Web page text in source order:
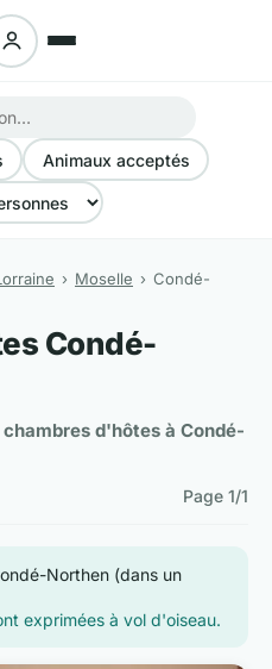
Animaux acceptés
Moselle
Condé-
Condé-
chambres d'hôtes à Condé-
Page 1/1
Northen (dans un
exprimées à vol d'oiseau.